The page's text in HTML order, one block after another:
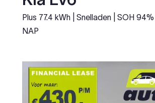
Plus 77.4 kWh | Snelladen | SOH
NAP